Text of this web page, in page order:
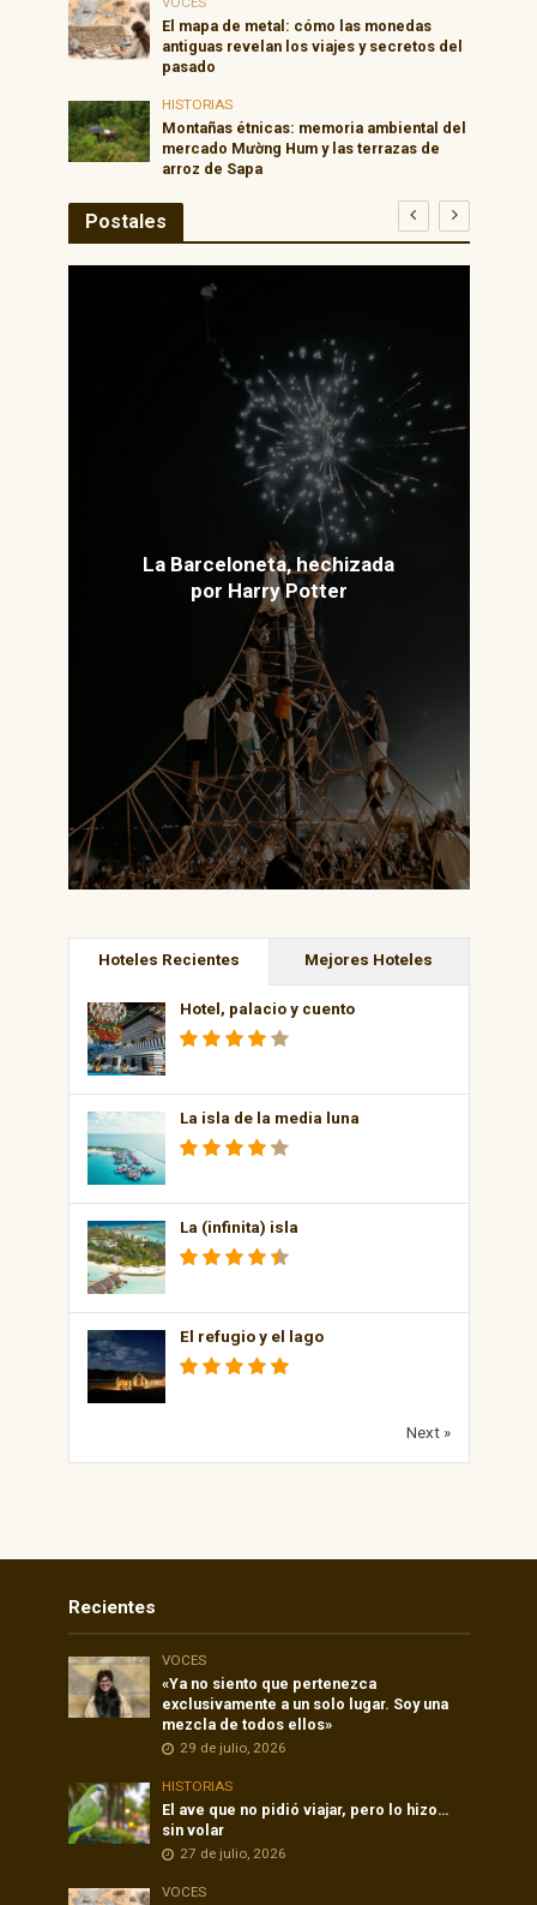
El mapa de metal: cómo las monedas
antiguas revelan los viajes y secretos del
pasado
HISTORIAS
Montañas étnicas: memoria ambiental del
mercado Mường Hum y las terrazas de
arroz de Sapa
Postales
La Barceloneta, hechizada
por Harry Potter
Hoteles Recientes Mejores Hoteles
Hotel, palacio y cuento
La isla de la media luna
La (infinita) isla
El refugio y el lago
Next »
Recientes
VOCES
«Ya no siento que pertenezca
exclusivamente a un solo lugar. Soy una
mezcla de todos ellos»
29 de julio, 2026
HISTORIAS
El ave que no pidió viajar, pero lo hizo…
sin volar
27 de julio, 2026
VOCES